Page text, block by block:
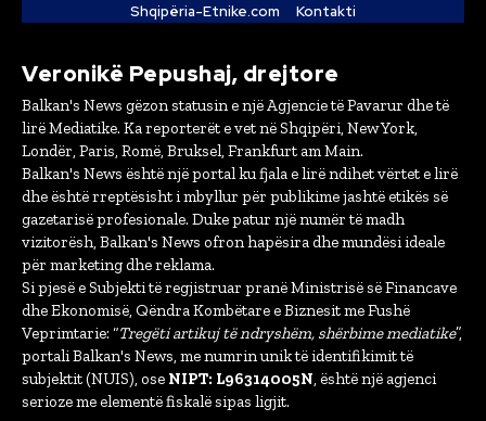
Shqipëria-Etnike.com
Kontakti
Veronikë Pepushaj, drejtore
Balkan's News gëzon statusin e një Agjencie të Pavarur dhe të
lirë Mediatike. Ka reporterët e vet në Shqipëri, New York,
Londër, Paris, Romë, Bruksel, Frankfurt am Main.
Balkan's News është një portal ku fjala e lirë ndihet vërtet e lirë
dhe është rreptësisht i mbyllur për publikime jashtë etikës së
gazetarisë profesionale. Duke patur një numër të madh
vizitorësh, Balkan's News ofron hapësira dhe mundësi ideale
për marketing dhe reklama.
Si pjesë e Subjekti të regjistruar pranë Ministrisë së Financave
dhe Ekonomisë, Qëndra Kombëtare e Biznesit me Fushë
Veprimtarie: “Tregëti artikuj të ndryshëm, shërbime mediatike”,
portali Balkan's News, me numrin unik të identifikimit të
subjektit (NUIS), ose NIPT: L96314005N, është një agjenci
serioze me elementë fiskalë sipas ligjit.